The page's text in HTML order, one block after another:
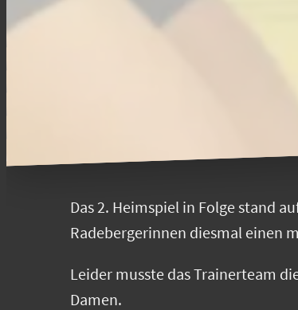
Das 2. Heimspiel in Folge stand
Radebergerinnen diesmal einen
Leider musste das Trainerteam
Damen.